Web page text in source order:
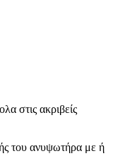
στις ακριβείς
του ανυψωτήρα με ή